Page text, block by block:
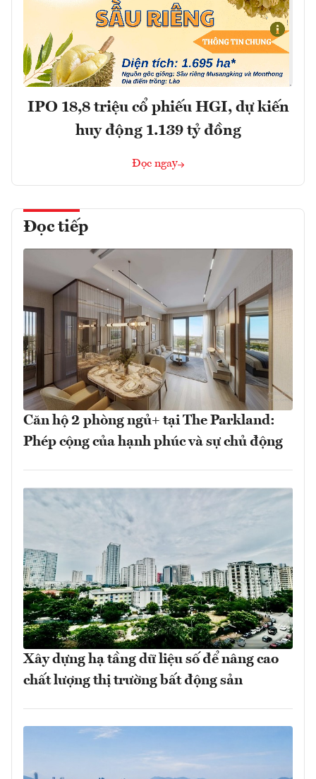
IPO 18,8 triệu cổ phiếu HGI, dự kiến
huy động 1.139 tỷ đồng
Đọc ngay
Đọc tiếp
Căn hộ 2 phòng ngủ+ tại The Parkland:
Phép cộng của hạnh phúc và sự chủ động
Xây dựng hạ tầng dữ liệu số để nâng cao
chất lượng thị trường bất động sản